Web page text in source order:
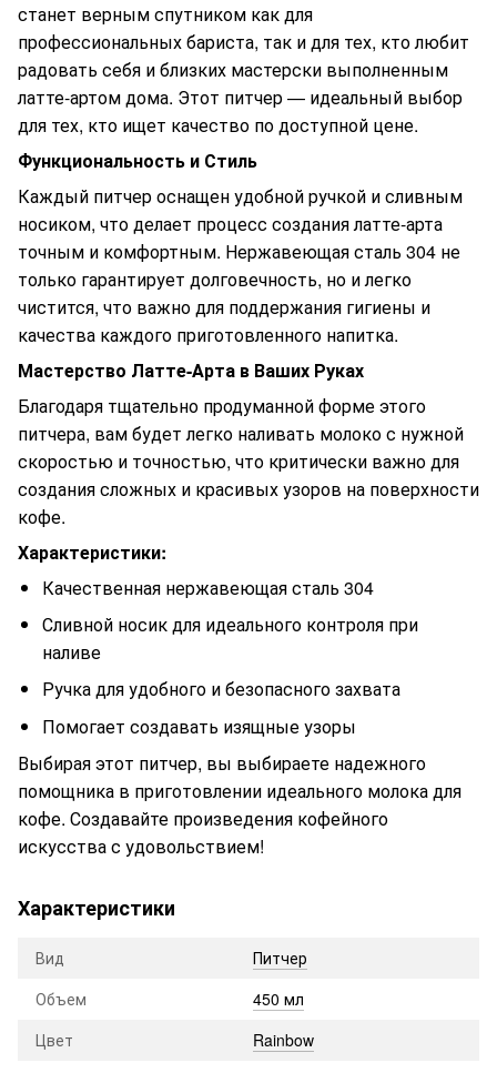
станет верным спутником как для
профессиональных бариста, так и для тех, кто любит
радовать себя и близких мастерски выполненным
латте-артом дома. Этот питчер — идеальный выбор
для тех, кто ищет качество по доступной цене.
Функциональность и Стиль
Каждый питчер оснащен удобной ручкой и сливным
носиком, что делает процесс создания латте-арта
точным и комфортным. Нержавеющая сталь 304 не
только гарантирует долговечность, но и легко
чистится, что важно для поддержания гигиены и
качества каждого приготовленного напитка.
Мастерство Латте-Арта в Ваших Руках
Благодаря тщательно продуманной форме этого
питчера, вам будет легко наливать молоко с нужной
скоростью и точностью, что критически важно для
создания сложных и красивых узоров на поверхности
кофе.
Характеристики:
Качественная нержавеющая сталь 304
Сливной носик для идеального контроля при
наливе
Ручка для удобного и безопасного захвата
Помогает создавать изящные узоры
Выбирая этот питчер, вы выбираете надежного
помощника в приготовлении идеального молока для
кофе. Создавайте произведения кофейного
искусства с удовольствием!
Характеристики
Вид
Питчер
Объем
450 мл
Цвет
Rainbow